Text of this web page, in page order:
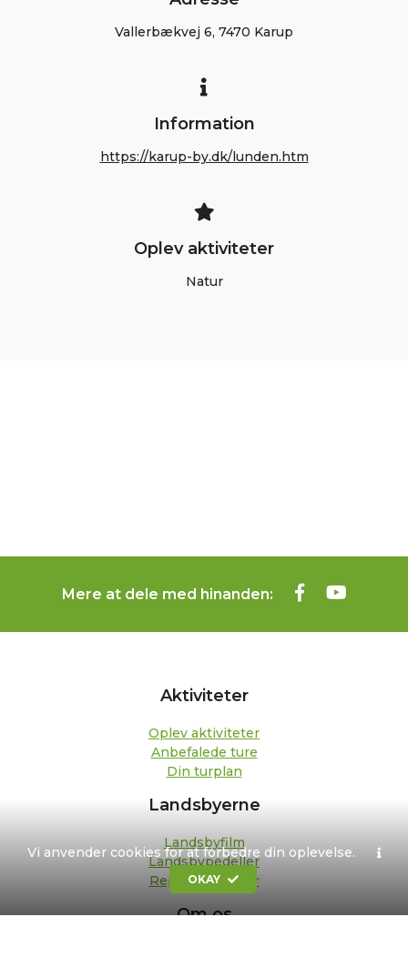
Vi anvender cookies for at forbedre din oplevelse.
OKAY
Vallerbækvej 6, 7470 Karup
Information
https://karup-by.dk/lunden.htm
Oplev aktiviteter
Natur
Mere at dele med hinanden:
Aktiviteter
Oplev aktiviteter
Anbefalede ture
Din turplan
Landsbyerne
Landsbyfilm
Landsbypedeller
Repræsentanter
Om os